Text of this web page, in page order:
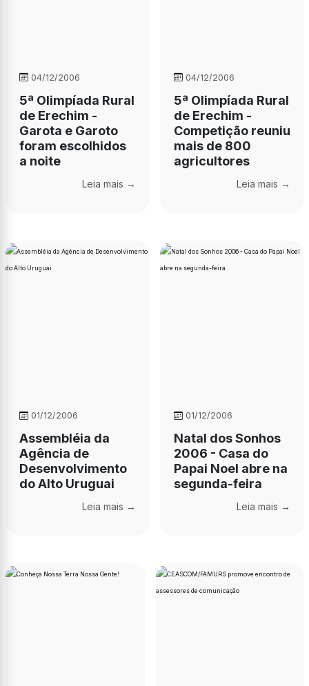
04/12/2006
5ª Olimpíada Rural
de Erechim -
Garota e Garoto
foram escolhidos
a noite
Leia mais →
04/12/2006
5ª Olimpíada Rural
de Erechim -
Competição reuniu
mais de 800
agricultores
Leia mais →
01/12/2006
Assembléia da
Agência de
Desenvolvimento
do Alto Uruguai
Leia mais →
01/12/2006
Natal dos Sonhos
2006 - Casa do
Papai Noel abre na
segunda-feira
Leia mais →